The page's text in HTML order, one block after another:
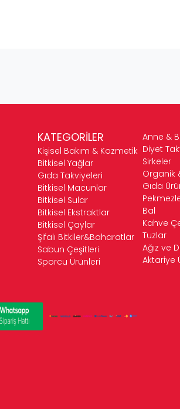
KATEGORİLER
Kişisel Bakım & Kozmetik
Bitkisel Yağlar
Gıda Takviyeleri
Bitkisel Macunlar
Bitkisel Sular
Bitkisel Ekstraktlar
Bitkisel Çaylar
Şifalı Bitkiler&Baharatlar
Sabun Çeşitleri
Sporcu Ürünleri
Anne &
Diyet
Sirkeler
Organik
Gıda
Bal
Kahve
Tuzlar
Ağız ve
Aktariye